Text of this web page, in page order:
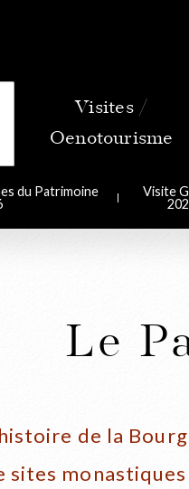
du Patrimoine
Visite
Le
de la
sites